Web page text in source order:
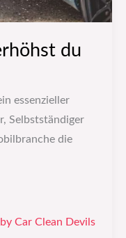
du
essenzieller
Selbstständiger
die
Car Clean Devils